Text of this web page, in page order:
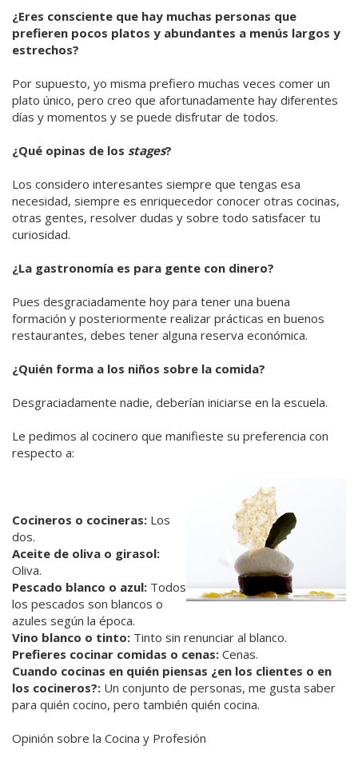
¿Eres consciente que hay muchas personas que
prefieren pocos platos y abundantes a menús largos y
estrechos?
Por supuesto, yo misma prefiero muchas veces comer un
plato único, pero creo que afortunadamente hay diferentes
días y momentos y se puede disfrutar de todos.
¿Qué opinas de los stages?
Los considero interesantes siempre que tengas esa
necesidad, siempre es enriquecedor conocer otras cocinas,
otras gentes, resolver dudas y sobre todo satisfacer tu
curiosidad.
¿La gastronomía es para gente con dinero?
Pues desgraciadamente hoy para tener una buena
formación y posteriormente realizar prácticas en buenos
restaurantes, debes tener alguna reserva económica.
¿Quién forma a los niños sobre la comida?
Desgraciadamente nadie, deberían iniciarse en la escuela.
Le pedimos al cocinero que manifieste su preferencia con
respecto a:
Cocineros o cocineras: Los
dos.
Aceite de oliva o girasol:
Oliva.
Pescado blanco o azul: Todos
los pescados son blancos o
azules según la época.
Vino blanco o tinto: Tinto sin renunciar al blanco.
Prefieres cocinar comidas o cenas: Cenas.
Cuando cocinas en quién piensas ¿en los clientes o en
los cocineros?: Un conjunto de personas, me gusta saber
para quién cocino, pero también quién cocina.
Opinión sobre la Cocina y Profesión